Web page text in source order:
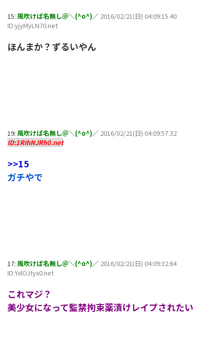
15: 風吹けば名無し＠＼(^o^)／ 2016/02/21(日) 04:09:15.40
ID:yjyMyLN70.net
ほんまか？ずるいやん
19: 風吹けば名無し＠＼(^o^)／ 2016/02/21(日) 04:09:57.32
ID:1RIhNJRh0.net
>>15
ガチやで
17: 風吹けば名無し＠＼(^o^)／ 2016/02/21(日) 04:09:32.64
ID:YxlOJtyx0.net
これマジ？
美少女になって監禁拘束薬漬けレイプされたい